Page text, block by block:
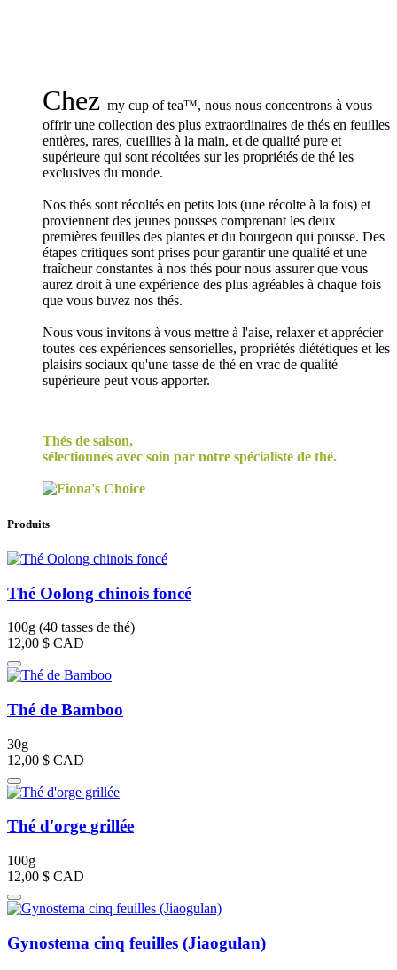
Chez my cup of tea™, nous nous concentrons à vous
offrir une collection des plus extraordinaires de thés en feuilles
entières, rares, cueillies à la main, et de qualité pure et
supérieure qui sont récoltées sur les propriétés de thé les
exclusives du monde.
Nos thés sont récoltés en petits lots (une récolte à la fois) et
proviennent des jeunes pousses comprenant les deux
premières feuilles des plantes et du bourgeon qui pousse. Des
étapes critiques sont prises pour garantir une qualité et une
fraîcheur constantes à nos thés pour nous assurer que vous
aurez droit à une expérience des plus agréables à chaque fois
que vous buvez nos thés.
Nous vous invitons à vous mettre à l'aise, relaxer et apprécier
toutes ces expériences sensorielles, propriétés diététiques et les
plaisirs sociaux qu'une tasse de thé en vrac de qualité
supérieure peut vous apporter.
Thés de saison,
sélectionnés avec soin par notre spécialiste de thé.
Produits
Thé Oolong chinois foncé
100g (40 tasses de thé)
12,00 $ CAD
Thé de Bamboo
30g
12,00 $ CAD
Thé d'orge grillée
100g
12,00 $ CAD
Gynostema cinq feuilles (Jiaogulan)